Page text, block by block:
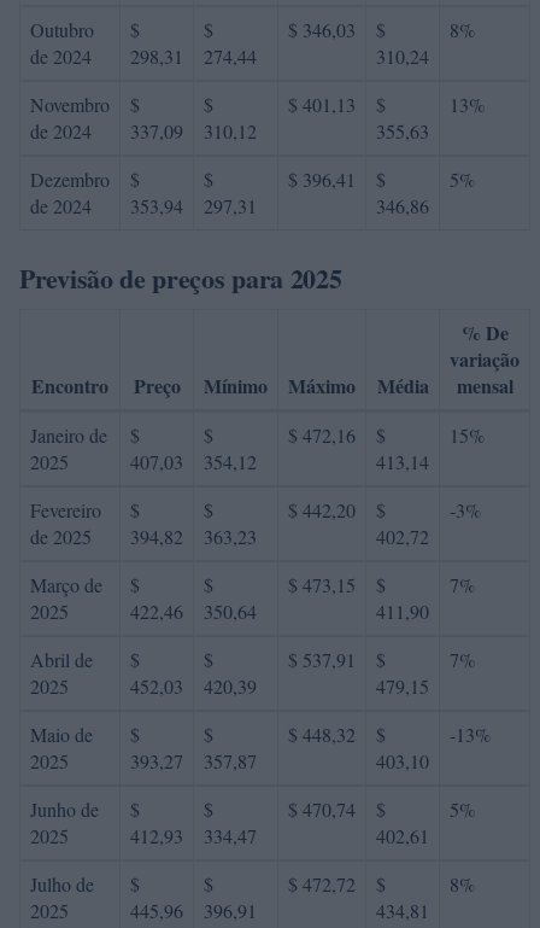
Outubro
de 2024
$
298,31
$
274,44
$ 346,03
$
310,24
8%
Novembro
de 2024
$
337,09
$
310,12
$ 401,13
$
355,63
13%
Dezembro
de 2024
$
353,94
$
297,31
$ 396,41
$
346,86
5%
Previsão de preços para 2025
Encontro Preço Mínimo Máximo Média
% De
variação
mensal
Janeiro de
2025
$
407,03
$
354,12
$ 472,16
$
413,14
15%
Fevereiro
de 2025
$
394,82
$
363,23
$ 442,20
$
402,72
-3%
Março de
2025
$
422,46
$
350,64
$ 473,15
$
411,90
7%
Abril de
2025
$
452,03
$
420,39
$ 537,91
$
479,15
7%
Maio de
2025
$
393,27
$
357,87
$ 448,32
$
403,10
-13%
Junho de
2025
$
412,93
$
334,47
$ 470,74
$
402,61
5%
Julho de
2025
$
445,96
$
396,91
$ 472,72
$
434,81
8%